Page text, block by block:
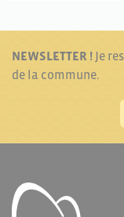
NEWSLETTER ! Je
de la commune.